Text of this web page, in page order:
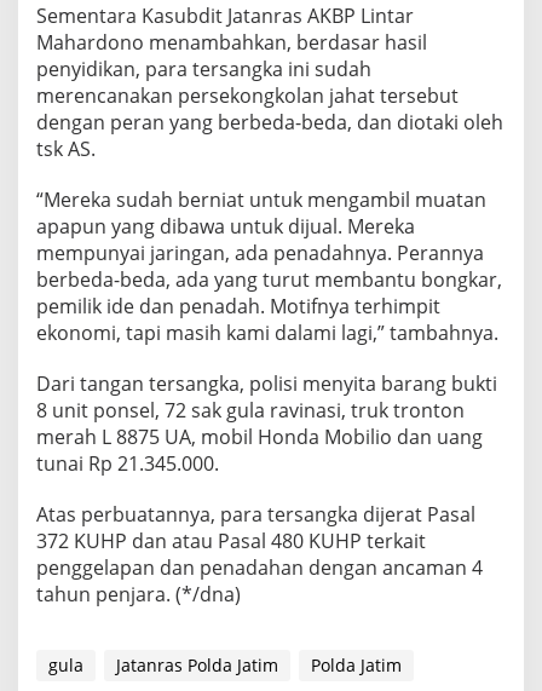
Sementara Kasubdit Jatanras AKBP Lintar
Mahardono menambahkan, berdasar hasil
penyidikan, para tersangka ini sudah
merencanakan persekongkolan jahat tersebut
dengan peran yang berbeda-beda, dan diotaki oleh
tsk AS.
“Mereka sudah berniat untuk mengambil muatan
apapun yang dibawa untuk dijual. Mereka
mempunyai jaringan, ada penadahnya. Perannya
berbeda-beda, ada yang turut membantu bongkar,
pemilik ide dan penadah. Motifnya terhimpit
ekonomi, tapi masih kami dalami lagi,” tambahnya.
Dari tangan tersangka, polisi menyita barang bukti
8 unit ponsel, 72 sak gula ravinasi, truk tronton
merah L 8875 UA, mobil Honda Mobilio dan uang
tunai Rp 21.345.000.
Atas perbuatannya, para tersangka dijerat Pasal
372 KUHP dan atau Pasal 480 KUHP terkait
penggelapan dan penadahan dengan ancaman 4
tahun penjara. (*/dna)
gula Jatanras Polda Jatim Polda Jatim